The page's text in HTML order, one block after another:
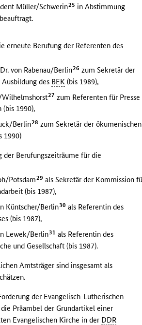
Müller/Schwerin25 in Abstimmung
erneute Berufung der Referenten des
von Rabenau/Berlin26 zum Sekretär der
des BEK (bis 1989),
Wilhelmshorst27 zum Referenten für Presse
1990),
Berlin28 zum Sekretär der ökumenischen
1990)
der Berufungszeiträume für die
Potsdam29 als Sekretär der Kommission
(bis 1987),
Küntscher/Berlin30 als Referentin des
(bis 1987),
Lewek/Berlin31 als Referentin des
und Gesellschaft (bis 1987).
Amtsträger sind insgesamt als
der Evangelisch-Lutherischen
Präambel der Grundartikel einer
Evangelischen Kirche in der DDR